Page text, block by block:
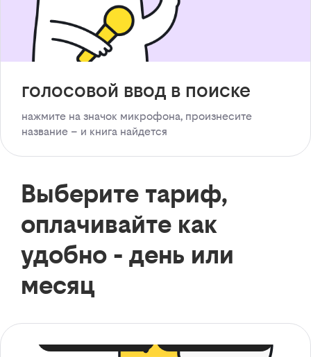
голосовой ввод в поиске
нажмите на значок микрофона, произнесите
название – и книга найдется
Выберите тариф,
оплачивайте как
удобно - день или
месяц